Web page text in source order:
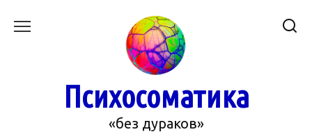
Психосоматика
«без дураков»